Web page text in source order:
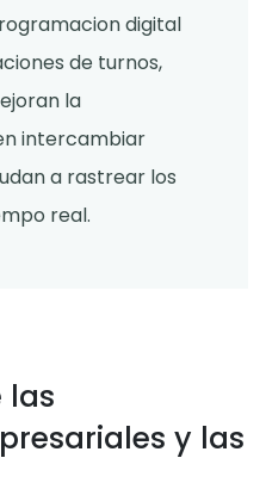
digital
de turnos,
la
intercambiar
a rastrear los
real.
las
y las